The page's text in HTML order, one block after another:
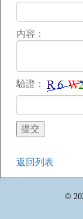
内容：
驗證：
返回列表
©